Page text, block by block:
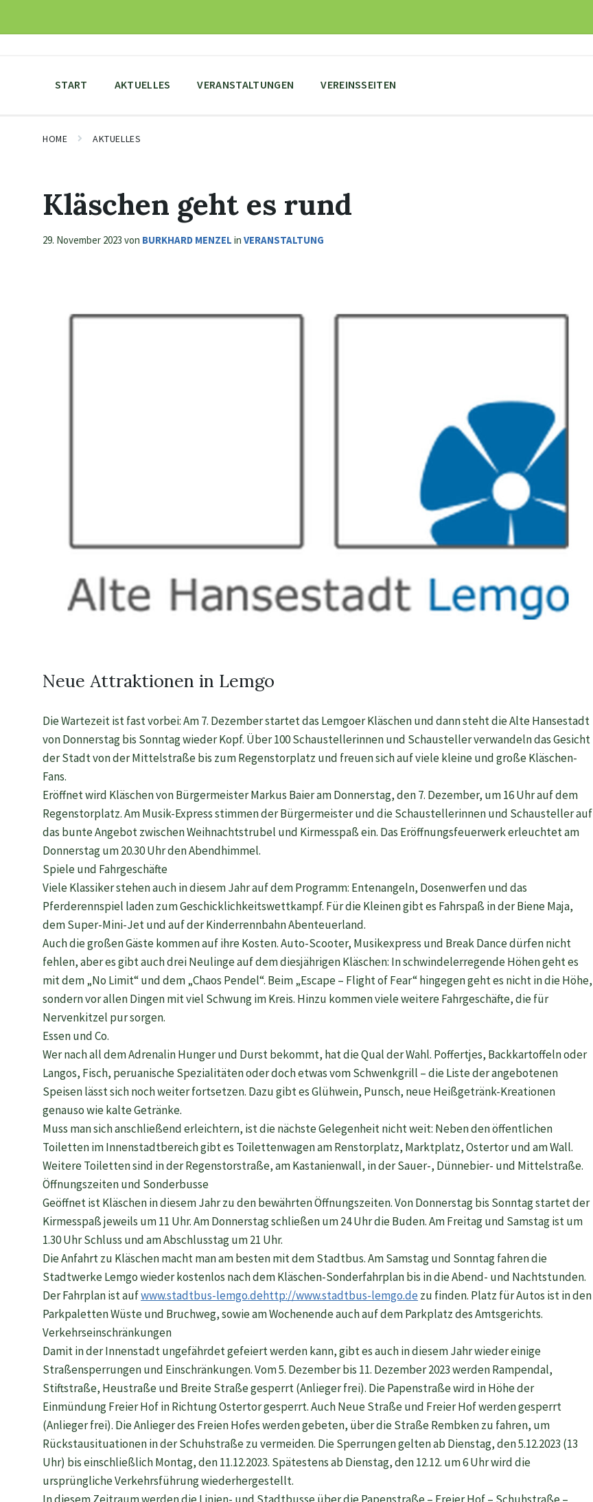
content
main
footer
START AKTUELLES VERANSTALTUNGEN VEREINSSEITEN
HOME AKTUELLES
Kläschen geht es rund
29. November 2023 von BURKHARD MENZEL in VERANSTALTUNG
Neue Attraktionen in Lemgo
Die Wartezeit ist fast vorbei: Am 7. Dezember startet das Lemgoer Kläschen und dann steht die Alte Hansestadt
von Donnerstag bis Sonntag wieder Kopf. Über 100 Schaustellerinnen und Schausteller verwandeln das Gesicht
der Stadt von der Mittelstraße bis zum Regenstorplatz und freuen sich auf viele kleine und große Kläschen-
Fans.
Eröffnet wird Kläschen von Bürgermeister Markus Baier am Donnerstag, den 7. Dezember, um 16 Uhr auf dem
Regenstorplatz. Am Musik-Express stimmen der Bürgermeister und die Schaustellerinnen und Schausteller auf
das bunte Angebot zwischen Weihnachtstrubel und Kirmesspaß ein. Das Eröffnungsfeuerwerk erleuchtet am
Donnerstag um 20.30 Uhr den Abendhimmel.
Spiele und Fahrgeschäfte
Viele Klassiker stehen auch in diesem Jahr auf dem Programm: Entenangeln, Dosenwerfen und das
Pferderennspiel laden zum Geschicklichkeitswettkampf. Für die Kleinen gibt es Fahrspaß in der Biene Maja,
dem Super-Mini-Jet und auf der Kinderrennbahn Abenteuerland.
Auch die großen Gäste kommen auf ihre Kosten. Auto-Scooter, Musikexpress und Break Dance dürfen nicht
fehlen, aber es gibt auch drei Neulinge auf dem diesjährigen Kläschen: In schwindelerregende Höhen geht es
mit dem „No Limit“ und dem „Chaos Pendel“. Beim „Escape – Flight of Fear“ hingegen geht es nicht in die Höhe,
sondern vor allen Dingen mit viel Schwung im Kreis. Hinzu kommen viele weitere Fahrgeschäfte, die für
Nervenkitzel pur sorgen.
Essen und Co.
Wer nach all dem Adrenalin Hunger und Durst bekommt, hat die Qual der Wahl. Poffertjes, Backkartoffeln oder
Langos, Fisch, peruanische Spezialitäten oder doch etwas vom Schwenkgrill – die Liste der angebotenen
Speisen lässt sich noch weiter fortsetzen. Dazu gibt es Glühwein, Punsch, neue Heißgetränk-Kreationen
genauso wie kalte Getränke.
Muss man sich anschließend erleichtern, ist die nächste Gelegenheit nicht weit: Neben den öffentlichen
Toiletten im Innenstadtbereich gibt es Toilettenwagen am Renstorplatz, Marktplatz, Ostertor und am Wall.
Weitere Toiletten sind in der Regenstorstraße, am Kastanienwall, in der Sauer-, Dünnebier- und Mittelstraße.
Öffnungszeiten und Sonderbusse
Geöffnet ist Kläschen in diesem Jahr zu den bewährten Öffnungszeiten. Von Donnerstag bis Sonntag startet der
Kirmesspaß jeweils um 11 Uhr. Am Donnerstag schließen um 24 Uhr die Buden. Am Freitag und Samstag ist um
1.30 Uhr Schluss und am Abschlusstag um 21 Uhr.
Die Anfahrt zu Kläschen macht man am besten mit dem Stadtbus. Am Samstag und Sonntag fahren die
Stadtwerke Lemgo wieder kostenlos nach dem Kläschen-Sonderfahrplan bis in die Abend- und Nachtstunden.
Der Fahrplan ist aufwww.stadtbus-lemgo.dehttp://www.stadtbus-lemgo.de zu finden. Platz für Autos ist in den
Parkpaletten Wüste und Bruchweg, sowie am Wochenende auch auf dem Parkplatz des Amtsgerichts.
Verkehrseinschränkungen
Damit in der Innenstadt ungefährdet gefeiert werden kann, gibt es auch in diesem Jahr wieder einige
Straßensperrungen und Einschränkungen. Vom 5. Dezember bis 11. Dezember 2023 werden Rampendal,
Stiftstraße, Heustraße und Breite Straße gesperrt (Anlieger frei). Die Papenstraße wird in Höhe der
Einmündung Freier Hof in Richtung Ostertor gesperrt. Auch Neue Straße und Freier Hof werden gesperrt
(Anlieger frei). Die Anlieger des Freien Hofes werden gebeten, über die Straße Rembken zu fahren, um
Rückstausituationen in der Schuhstraße zu vermeiden. Die Sperrungen gelten ab Dienstag, den 5.12.2023 (13
Uhr) bis einschließlich Montag, den 11.12.2023. Spätestens ab Dienstag, den 12.12. um 6 Uhr wird die
ursprüngliche Verkehrsführung wiederhergestellt.